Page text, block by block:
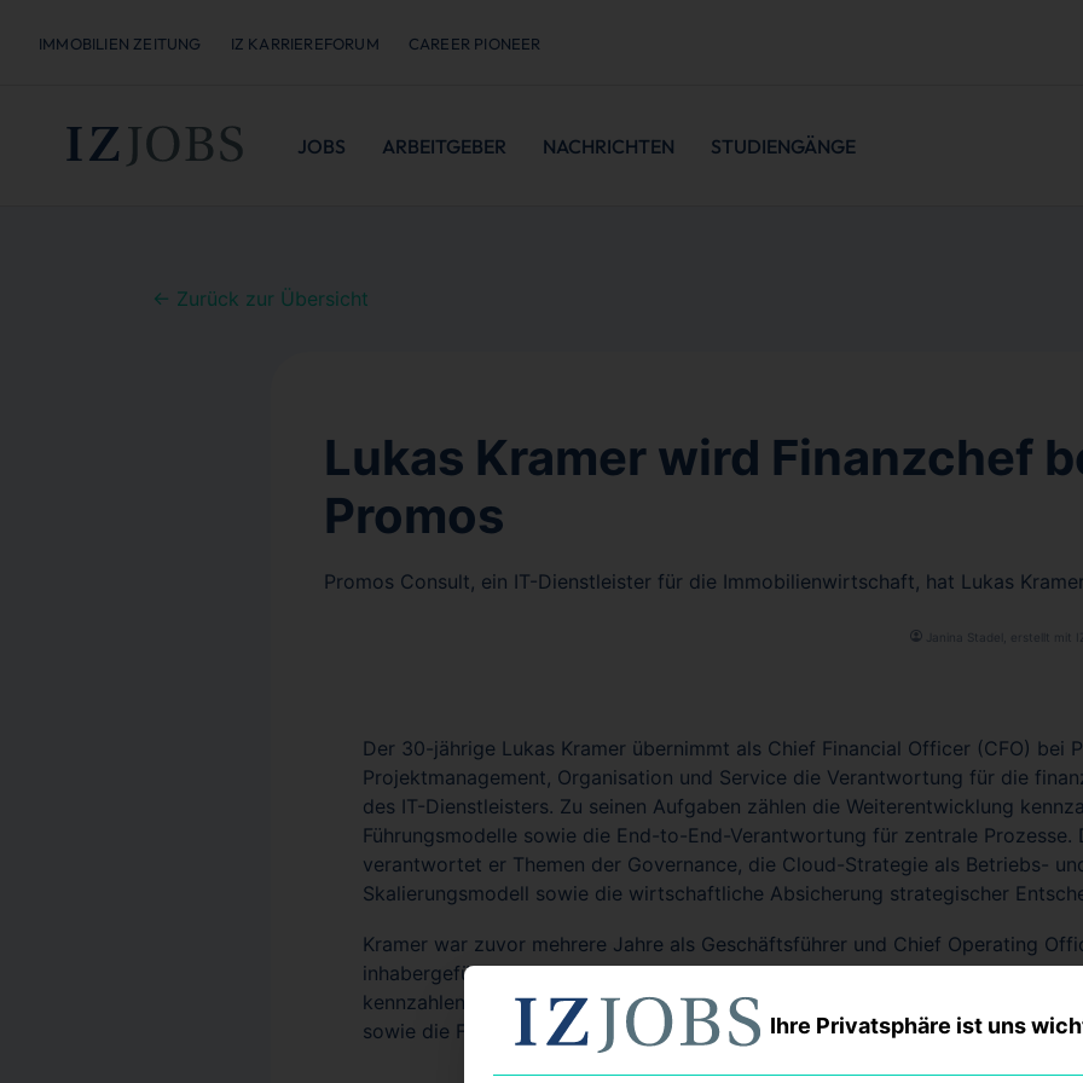
IMMOBILIEN ZEITUNG IZ KARRIEREFORUM CAREER PIONEER
JOBS ARBEITGEBER NACHRICHTEN STUDIENGÄNGE
← Zurück zur Übersicht
Lukas Kramer wird Finanzchef
Promos
Promos Consult, ein IT-Dienstleister für die Immobilienwirtschaft, hat Lukas
Janina Stadel, erstellt mit IZ
Der 30-jährige Lukas Kramer übernimmt als Chief Financial Officer (CFO) bei
Projektmanagement, Organisation und Service die Verantwortung für die
des IT-Dienstleisters. Zu seinen Aufgaben zählen die Weiterentwicklung
Führungsmodelle sowie die End-to-End-Verantwortung für zentrale Prozesse.
verantwortet er Themen der Governance, die Cloud-Strategie als Betriebs-
Skalierungsmodell sowie die wirtschaftliche Absicherung strategischer
Kramer war zuvor mehrere Jahre als Geschäftsführer und Chief Operating
inhabergeführten Unternehmensgruppe tätig. Dort verantwortete er unter
kennzahlenbasierter Steuerungsmodelle, die Optimierung von Finanz- und
sowie die Führung wachsender hybrider Organisationen und internationaler
Ihre Privatsphäre ist uns